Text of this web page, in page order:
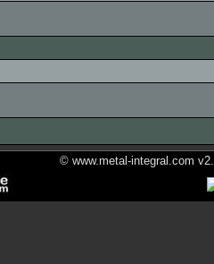
© www.metal-integral.com